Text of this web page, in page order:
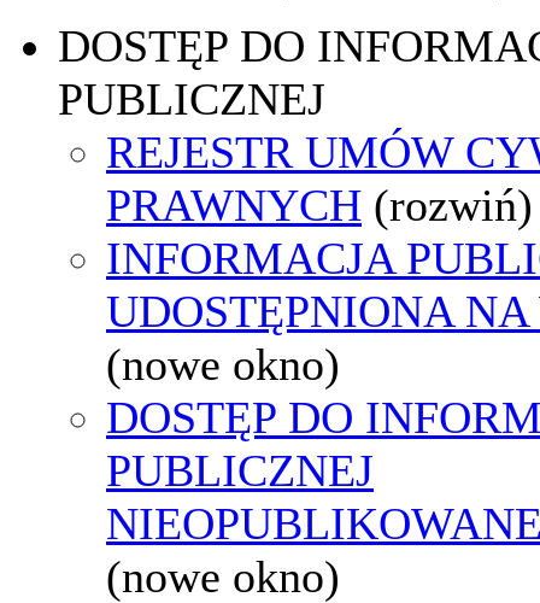
DOSTĘP DO
PUBLICZNEJ
REJESTR UMÓW
PRAWNYCH (rozwiń)
INFORMACJA
UDOSTĘPNIONA
(nowe okno)
DOSTĘP DO
PUBLICZNEJ
(nowe okno)